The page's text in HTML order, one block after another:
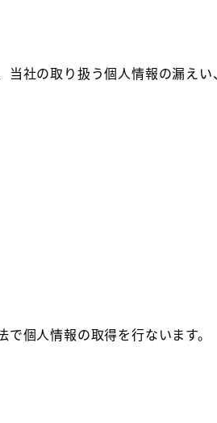
社の取り扱う個人情報の漏え
個人情報の取得を行ないます。